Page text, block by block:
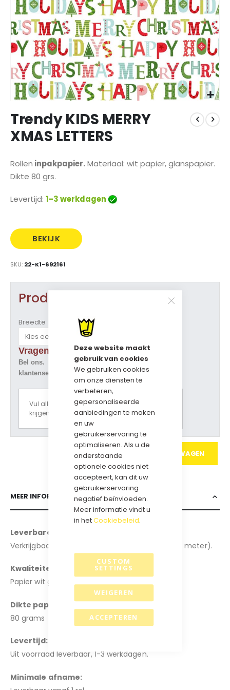
Deze website maakt
gebruik van cookies
We gebruiken cookies
om onze diensten te
verbeteren,
gepersonaliseerde
aanbiedingen te maken
en uw
gebruikerservaring te
optimaliseren. Als u de
onderstaande
optionele cookies niet
accepteert, kan dit uw
gebruikerservaring
negatief beïnvloeden.
Meer informatie vindt u
in hetCookiebeleid.
ACCEPTEREN
CUSTOM
SETTINGS
WEIGEREN
naar
het
begin
de
afbeeldingen-
gallerij
Trendy KIDS MERRY
XMAS LETTERS
Rollen inpakpapier.Materiaal: wit papier, glanspapier.
Dikte 80 grs.
Levertijd: 1-3 werkdagen
BEKIJK
SKU 22-K1-692161
Product opties
Breedte
Vragen over dit artikel ?
Bel ons. Tel. 073-5229800
klantenservice@geschenkdozen.eu
Vul alle opties in om een prijsoverzicht te
krijgen.
IN WINKELWAGEN
MEER INFORMATIE
Leverbare breedtes
Verkrijgbaar in de breedte: 30cm en 50cm (200 meter).
Kwaliteiten:
Papier wit glans.
Dikte papier:
80 grams
Levertijd:
Uit voorraad leverbaar, 1-3 werkdagen.
Minimale afname: